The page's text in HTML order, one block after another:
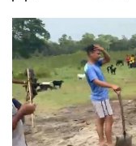
व
नी
को
शी
,
बा
ग
म
ती
र
ग